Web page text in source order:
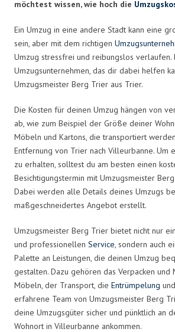
möchtest wissen, wie hoch die
Ein Umzug in eine andere Stadt kann eine
sein, aber mit dem richtigen
Umzug stressfrei und reibungslos verlaufen.
Umzugsunternehmen, das dir dabei helfen
Umzugsmeister Berg Trier aus Trier.
Die Kosten für deinen Umzug hängen von
ab, wie zum Beispiel der Größe deiner
Möbeln und Kartons, die transportiert
Entfernung von Trier nach Villeurbanne. Um
zu erhalten, solltest du am besten einen
Besichtigungstermin mit Umzugsmeister
Dabei werden alle Details deines Umzugs
maßgeschneidertes Angebot erstellt.
Umzugsmeister Berg Trier bietet nicht nur
und professionellen Service, sondern auch
Palette an Leistungen, die deinen Umzug
gestalten. Dazu gehören das Verpacken und
Möbeln, der Transport, die Entrümpelung
erfahrene Team von Umzugsmeister Berg
deine Umzugsgüter sicher und pünktlich an
Wohnort in Villeurbanne ankommen.